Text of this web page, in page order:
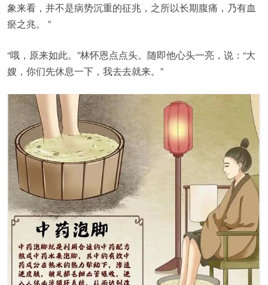
象来看，并不是病势沉重的征兆，之所以长期腹痛，乃有血
瘀之兆。 ”
“哦，原来如此。”林怀恩点点头。随即他心头一亮，说：“大
嫂，你们先休息一下，我去去就来。”